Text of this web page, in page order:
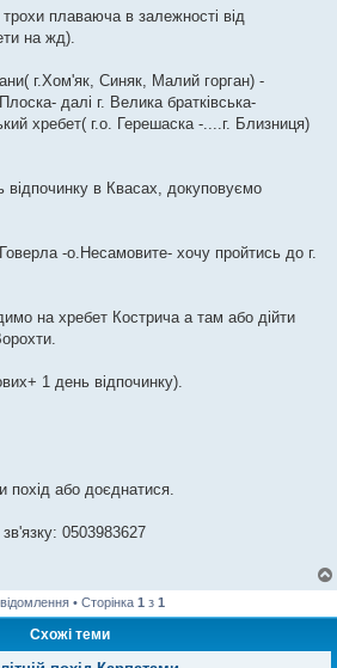
плаваюча в залежності від
на жд).
г.Хом'як, Синяк, Малий горган) -
далі г. Велика братківська-
хребет( г.о. Герешаска -....г. Близниця)
відпочинку в Квасах, докуповуємо
-о.Несамовите- хочу пройтись до г.
на хребет Кострича а там або дійти
1 день відпочинку).
похід або доєднатися.
0503983627
• Сторінка 1 з 1
Схожі теми